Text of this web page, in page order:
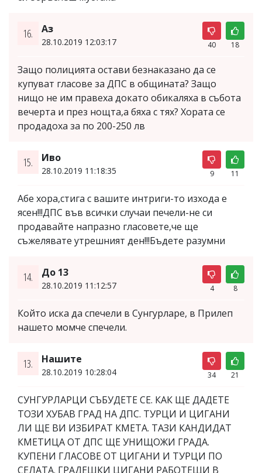
16. Аз
28.10.2019 12:03:17 40 18
Защо полицията остави безнаказано да се
купуват гласове за ДПС в общината? Защо
нищо не им правеха докато обикаляха в събота
вечерта и през нощта,а бяха с тях? Хората се
продадоха за по 200-250 лв
15. Иво
28.10.2019 11:18:35 9 11
Абе хора,стига с вашите интриги-то изхода е
ясен!!!ДПС във всички случаи печели-не си
продавайте напразно гласовете,че ще
съжелявате утрешният ден!!!Бъдете разумни
14. До 13
28.10.2019 11:12:57 4 8
Който иска да спечели в Сунгурларе, в Прилеп
нашето момче спечели.
13. Нашите
28.10.2019 10:28:04 34 21
СУНГУРЛАРЦИ СЪБУДЕТЕ СЕ. КАК ЩЕ ДАДЕТЕ
ТОЗИ ХУБАВ ГРАД НА ДПС. ТУРЦИ И ЦИГАНИ
ЛИ ЩЕ ВИ ИЗБИРАТ КМЕТА. ТАЗИ КАНДИДАТ
КМЕТИЦА ОТ ДПС ЩЕ УНИЩОЖИ ГРАДА.
КУПЕНИ ГЛАСОВЕ ОТ ЦИГАНИ И ТУРЦИ ПО
СЕЛАТА. ГРАДЕШКИ ЦИГАНИ РАБОТЕЩИ В